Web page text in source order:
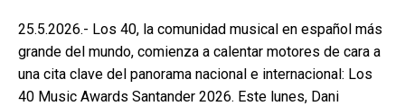
25.5.2026.- Los 40, la comunidad musical en español más
grande del mundo, comienza a calentar motores de cara a
una cita clave del panorama nacional e internacional: Los
40 Music Awards Santander 2026. Este lunes, Dani